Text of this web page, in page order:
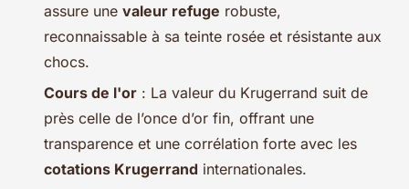
assure une valeur refuge robuste,
reconnaissable à sa teinte rosée et résistante aux
chocs.
Cours de l'or : La valeur du Krugerrand suit de
près celle de l’once d’or fin, offrant une
transparence et une corrélation forte avec les
cotations Krugerrand internationales.